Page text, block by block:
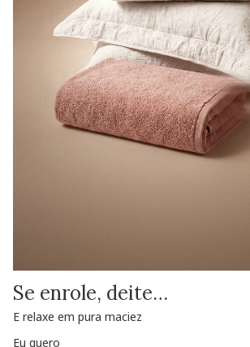
Se enrole, deite…
E relaxe em pura maciez
Eu quero